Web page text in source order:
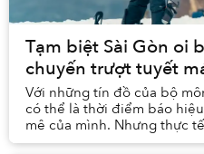
Tạm biệt Sài Gòn oi
chuyến trượt tuyết
Với những tín đồ của bộ
có thể là thời điểm báo
mê của mình. Nhưng thực